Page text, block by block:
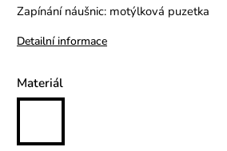
Zapínání náušnic: motýlková puzetka
Detailní informace
Materiál